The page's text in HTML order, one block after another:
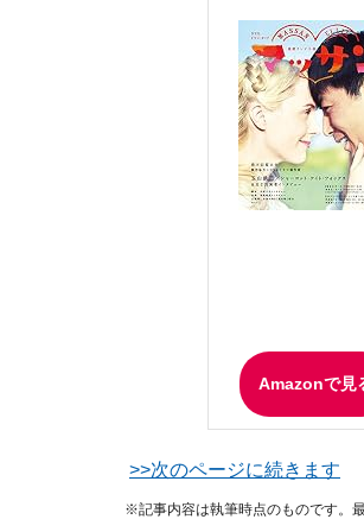
Amazonで見
>>次のページに続きます
※記事内容は執筆時点のものです。